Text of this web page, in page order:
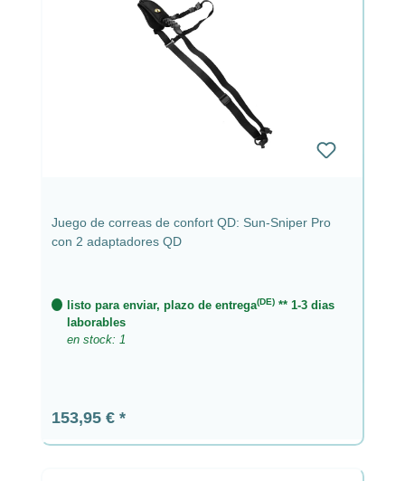
Juego de correas de confort QD: Sun-Sniper Pro
con 2 adaptadores QD
listo para enviar, plazo de entrega(DE) ** 1-3 dias
laborables
en stock: 1
Precio normal:
153,95 €